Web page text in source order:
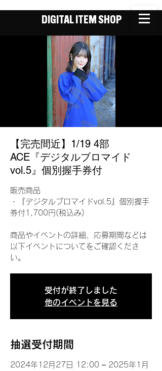
DIGITAL ITEM SHOP
【完売間近】1/19 4部
ACE『デジタルブロマイド
vol.5』個別握手券付
販売商品
・『デジタルブロマイドvol.5』個別握手
券付1,700円(税込み)
商品やイベントの詳細、応募期間などは
以下イベントについてをご確認くださ
い。
受付が終了しました
他のイベントを見る
抽選受付期間
2024年12月27日 12:00 – 2025年1月